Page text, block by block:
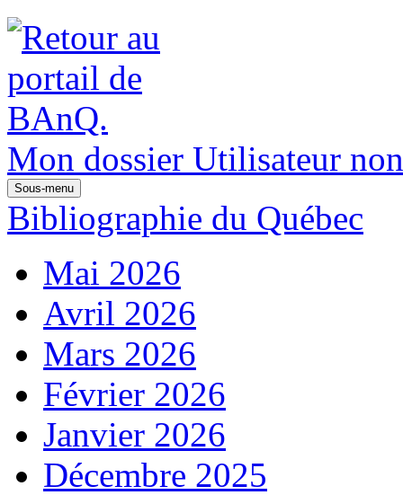
Mon dossier Utilisateur
Sous-menu
Bibliographie du Québec
Mai 2026
Avril 2026
Mars 2026
Février 2026
Janvier 2026
Décembre 2025